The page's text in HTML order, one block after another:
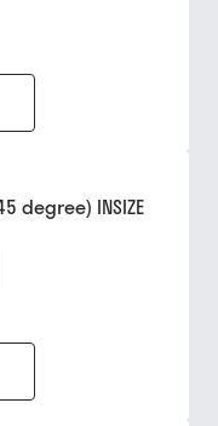
degree) INSIZE